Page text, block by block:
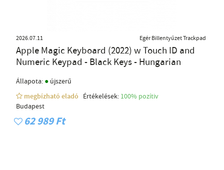
2026.07.11 Egér Billentyűzet Trackpad
Apple Magic Keyboard (2022) w Touch ID and
Numeric Keypad - Black Keys - Hungarian
Állapota: ● újszerű
megbízható eladó
Értékelések: 100% pozítiv
Budapest
62 989 Ft